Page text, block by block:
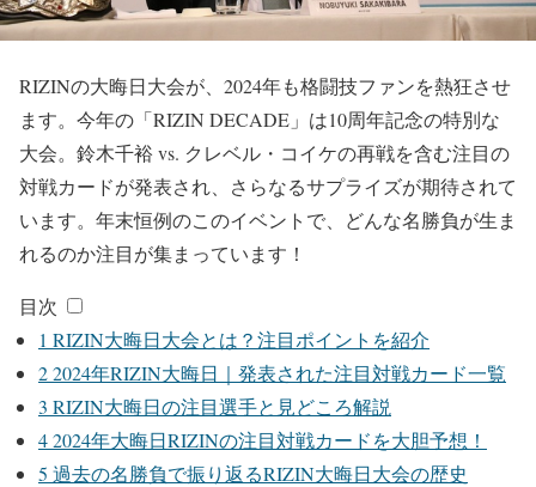
RIZINの大晦日大会が、2024年も格闘技ファンを熱狂させ
ます。今年の「RIZIN DECADE」は10周年記念の特別な
大会。鈴木千裕 vs. クレベル・コイケの再戦を含む注目の
対戦カードが発表され、さらなるサプライズが期待されて
います。年末恒例のこのイベントで、どんな名勝負が生ま
れるのか注目が集まっています！
目次
1 RIZIN大晦日大会とは？注目ポイントを紹介
22024年RIZIN大晦日｜発表された注目対戦カード一覧
3 RIZIN大晦日の注目選手と見どころ解説
42024年大晦日RIZINの注目対戦カードを大胆予想！
5 過去の名勝負で振り返るRIZIN大晦日大会の歴史